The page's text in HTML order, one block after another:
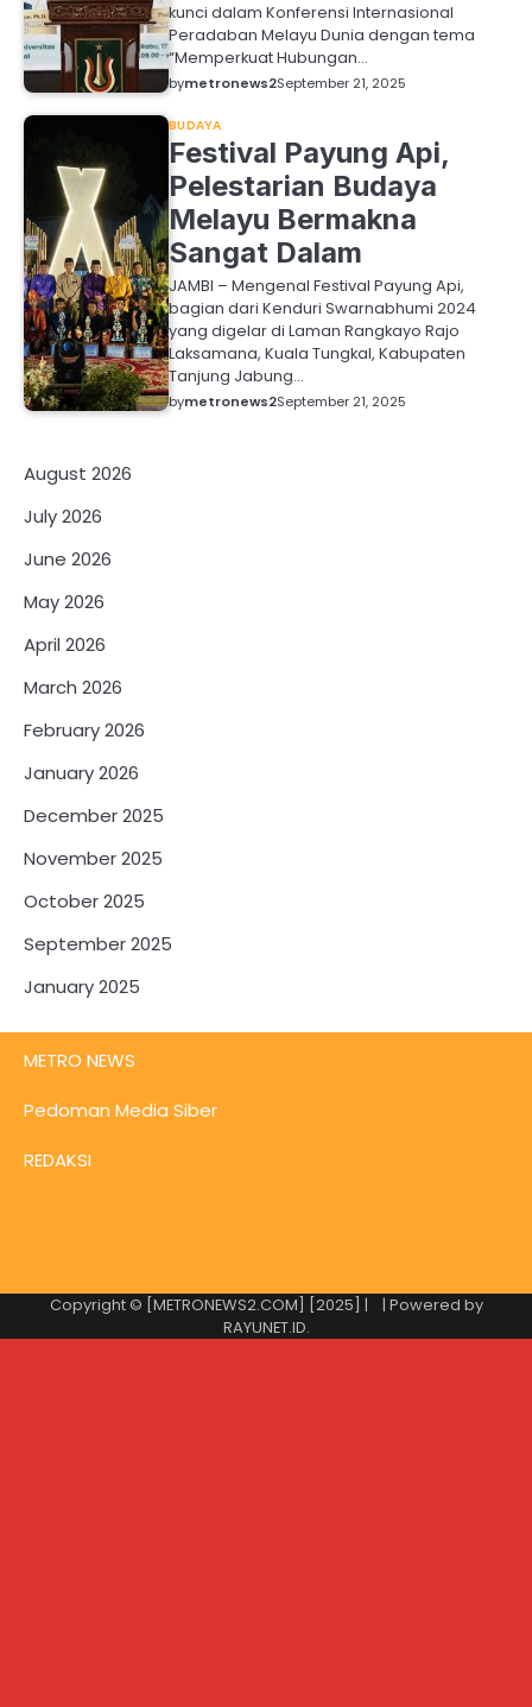
kunci dalam Konferensi Internasional
Peradaban Melayu Dunia dengan tema
“Memperkuat Hubungan…
bymetronews2September 21, 2025
BUDAYA
Festival Payung Api,
Pelestarian Budaya
Melayu Bermakna
Sangat Dalam
JAMBI – Mengenal Festival Payung Api,
bagian dari Kenduri Swarnabhumi 2024
yang digelar di Laman Rangkayo Rajo
Laksamana, Kuala Tungkal, Kabupaten
Tanjung Jabung…
bymetronews2September 21, 2025
August 2026
July 2026
June 2026
May 2026
April 2026
March 2026
February 2026
January 2026
December 2025
November 2025
October 2025
September 2025
January 2025
METRO NEWS
Pedoman Media Siber
REDAKSI
Copyright © [METRONEWS2.COM] [2025] |
| Powered by
RAYUNET.ID.